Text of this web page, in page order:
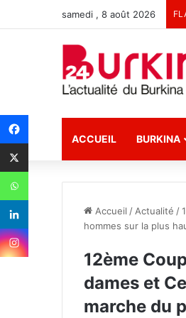
samedi , 8 août 2026
ACCUEIL BURKINA
Accueil / Actualité /
hommes sur la plus
12ème
dames et
marche du